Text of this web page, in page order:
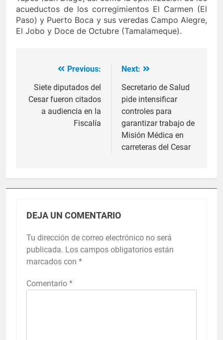
acueductos de los corregimientos El Carmen (El
Paso) y Puerto Boca y sus veredas Campo Alegre,
El Jobo y Doce de Octubre (Tamalameque).
Navegación
de
entradas
Previous:
Siete diputados del
Cesar fueron citados
a audiencia en la
Fiscalía
Next:
Secretario de Salud
pide intensificar
controles para
garantizar trabajo de
Misión Médica en
carreteras del Cesar
DEJA UN COMENTARIO
Tu dirección de correo electrónico no será
publicada. Los campos obligatorios están
marcados con *
Comentario *